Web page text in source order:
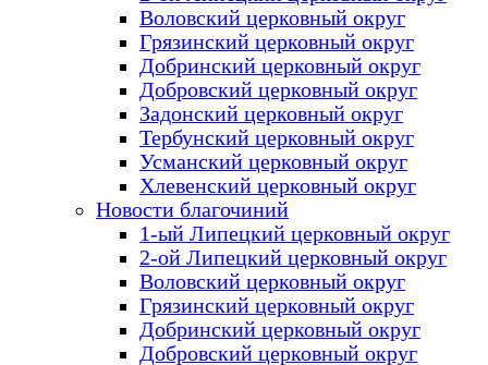
Воловский церковный округ
Грязинский церковный округ
Добринский церковный округ
Добровский церковный округ
Задонский церковный округ
Тербунский церковный округ
Усманский церковный округ
Хлевенский церковный округ
Новости благочиний
1-ый Липецкий церковный округ
2-ой Липецкий церковный округ
Воловский церковный округ
Грязинский церковный округ
Добринский церковный округ
Добровский церковный округ